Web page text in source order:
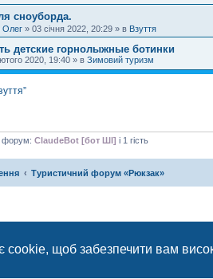
cookie, щоб забезпечити вам
сноуборда.
Олег » 03 січня 2022, 20:29 » в Взуття
детские горнолыжные ботинки
2020, 19:40 » в Зимовий туризм
форум: ClaudeBot [бот ШІ] і 1 гість
Туристичний форум «Рюкзак»